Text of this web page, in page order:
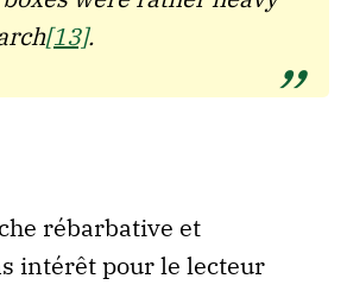
[13].
rébarbative et
intérêt pour le lecteur